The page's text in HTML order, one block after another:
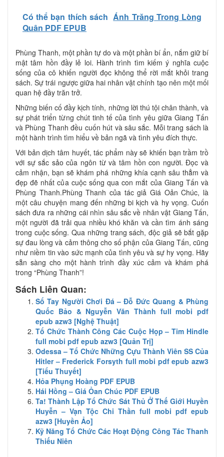
Có thể bạn thích sách Ánh Trăng Trong Lòng
Quân PDF EPUB
Phùng Thanh, một phần tự do và một phần bí ẩn, nắm giữ bí
mật tâm hồn đầy lẻ loi. Hành trình tìm kiếm ý nghĩa cuộc
sống của cô khiến người đọc không thể rời mắt khỏi trang
sách. Sự trái ngược giữa hai nhân vật chính tạo nên một mối
quan hệ đầy trăn trở.
Những biến cố đầy kịch tính, những lời thú tội chân thành, và
sự phát triển từng chút tinh tế của tình yêu giữa Giang Tấn
và Phùng Thanh đều cuốn hút và sâu sắc. Mỗi trang sách là
một hành trình tìm hiểu về bản ngã và tình yêu đích thực.
Với bản dịch tâm huyết, tác phẩm này sẽ khiến bạn trầm trồ
với sự sắc sảo của ngôn từ và tâm hồn con người. Đọc và
cảm nhận, bạn sẽ khám phá những khía cạnh sâu thẳm và
đẹp đẽ nhất của cuộc sống qua con mắt của Giang Tấn và
Phùng Thanh.Phùng Thanh của tác giả Giá Oản Chúc, là
một câu chuyện mang đến những bi kịch và hy vọng. Cuốn
sách đưa ra những cái nhìn sâu sắc về nhân vật Giang Tấn,
một người đã trải qua nhiều khó khăn và cần tìm ánh sáng
trong cuộc sống. Qua những trang sách, độc giả sẽ bắt gặp
sự đau lòng và cảm thông cho số phận của Giang Tấn, cũng
như niềm tin vào sức mạnh của tình yêu và sự hy vọng. Hãy
sẵn sàng cho một hành trình đầy xúc cảm và khám phá
trong “Phùng Thanh”!
Sách Liên Quan:
Sổ Tay Người Chơi Đá – Đỗ Đức Quang & Phùng
Quốc Bảo & Nguyễn Văn Thành full mobi pdf
epub azw3 [Nghệ Thuật]
Tổ Chức Thành Công Các Cuộc Họp – Tim Hindle
full mobi pdf epub azw3 [Quản Trị]
Odessa – Tổ Chức Những Cựu Thành Viên SS Của
Hitler – Frederick Forsyth full mobi pdf epub azw3
[Tiểu Thuyết]
Hỏa Phụng Hoàng PDF EPUB
Hái Hồng – Giá Ỏan Chúc PDF EPUB
Ta! Thành Lập Tổ Chức Sát Thủ Ở Thế Giới Huyền
Huyễn – Vạn Tộc Chi Thần full mobi pdf epub
azw3 [Huyền Ảo]
Kỹ Năng Tổ Chức Các Hoạt Động Công Tác Thanh
Thiếu Niên